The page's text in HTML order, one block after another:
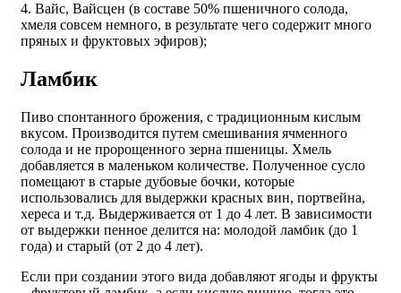
4. Вайс, Вайсцен (в составе 50% пшеничного солода,
хмеля совсем немного, в результате чего содержит много
пряных и фруктовых эфиров);
Ламбик
Пиво спонтанного брожения, с традиционным кислым
вкусом. Производится путем смешивания ячменного
солода и не пророщенного зерна пшеницы. Хмель
добавляется в маленьком количестве. Полученное сусло
помещают в старые дубовые бочки, которые
использовались для выдержки красных вин, портвейна,
хереса и т.д. Выдерживается от 1 до 4 лет. В зависимости
от выдержки пенное делится на: молодой ламбик (до 1
года) и старый (от 2 до 4 лет).
Если при создании этого вида добавляют ягоды и фрукты